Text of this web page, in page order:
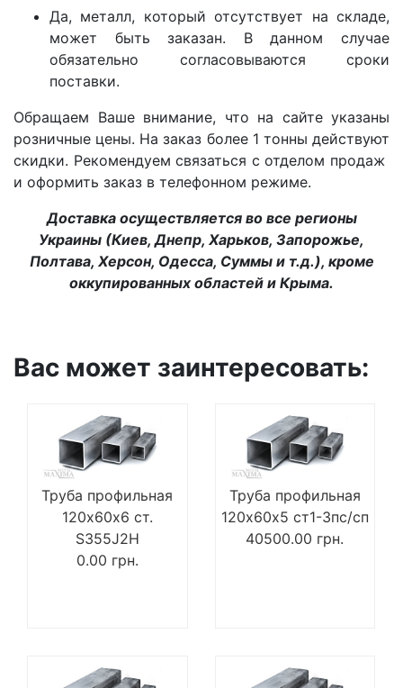
Да, металл, который отсутствует на складе,
может быть заказан. В данном случае
обязательно согласовываются сроки
поставки.
Обращаем Ваше внимание, что на сайте указаны
розничные цены. На заказ более 1 тонны действуют
скидки. Рекомендуем связаться с отделом продаж
и оформить заказ в телефонном режиме.
Доставка осуществляется во все регионы
Украины (Киев, Днепр, Харьков, Запорожье,
Полтава, Херсон, Одесса, Суммы и т.д.), кроме
оккупированных областей и Крыма.
Вас может заинтересовать:
Труба профильная
120х60х6 ст.
S355J2H
0.00 грн.
Труба профильная
120х60х5 ст1-3пс/сп
40500.00 грн.